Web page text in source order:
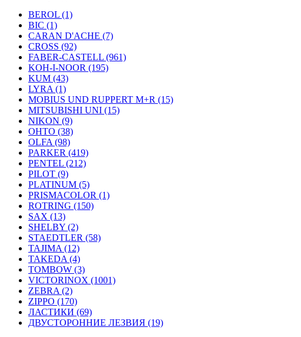
BEROL (1)
BIC (1)
CARAN D'ACHE (7)
CROSS (92)
FABER-CASTELL (961)
KOH-I-NOOR (195)
KUM (43)
LYRA (1)
MOBIUS UND RUPPERT M+R (15)
MITSUBISHI UNI (15)
NIKON (9)
OHTO (38)
OLFA (98)
PARKER (419)
PENTEL (212)
PILOT (9)
PLATINUM (5)
PRISMACOLOR (1)
ROTRING (150)
SAX (13)
SHELBY (2)
STAEDTLER (58)
TAJIMA (12)
TAKEDA (4)
TOMBOW (3)
VICTORINOX (1001)
ZEBRA (2)
ZIPPO (170)
ЛАСТИКИ (69)
ДВУСТОРОННИЕ ЛЕЗВИЯ (19)